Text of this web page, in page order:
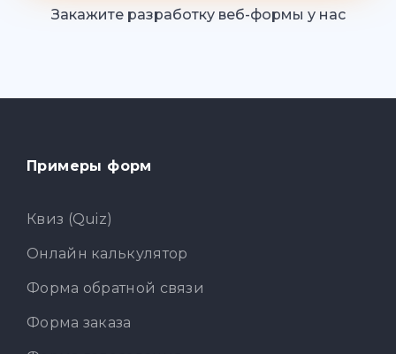
Закажите разработку веб-формы у нас
Примеры форм
Квиз (Quiz)
Онлайн калькулятор
Форма обратной связи
Форма заказа